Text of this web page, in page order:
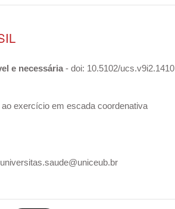
e necessária- doi: 10.5102/ucs.v9i2.1410
exercício em escada coordenativa